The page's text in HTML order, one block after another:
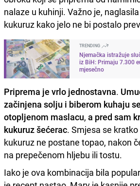
nalaze u kuhinji. Važno je,
kukuruz kako jelo ne bi postalo
TRENDING
Njemačka istražuje
iz BiH: Primaju 7.300
mjesečno
Priprema je vrlo jednostavna.
začinjena solju i biberom kuhaju
otopljenom maslacu, a pred sam
kukuruz šećerac. Smjesa se
kukuruz ne postane topao, nakon
na prepečenom hljebu ili tostu.
Iako je ova kombinacija bila